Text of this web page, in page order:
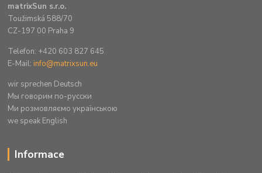
matrixSun s.r.o.
Toužimská 588/70
CZ-197 00 Praha 9
Telefon: +420 603 827 645
E-Mail: info@matrixsun.eu
wir sprechen Deutsch
Mы говорим по-русски
Ми розмовляємо українською
we speak English
Informace